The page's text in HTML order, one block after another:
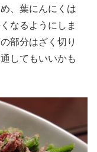
、葉にんにくは
なるようにしま
部分はざく切り
してもいいかも